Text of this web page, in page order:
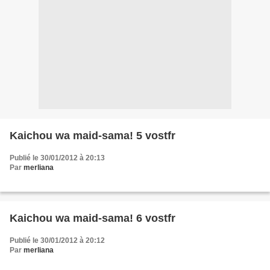
Kaichou wa maid-sama! 5 vostfr
Publié le 30/01/2012 à 20:13
Par merliana
Kaichou wa maid-sama! 6 vostfr
Publié le 30/01/2012 à 20:12
Par merliana